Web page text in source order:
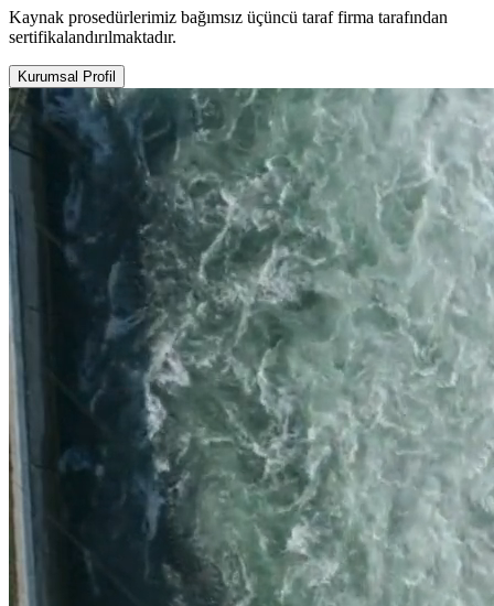
Kaynak prosedürlerimiz bağımsız üçüncü taraf firma tarafından
sertifikalandırılmaktadır.
Kurumsal Profil